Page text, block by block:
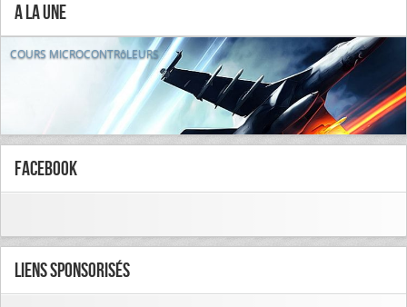
A la Une
COURS MICROCONTRôLEURS
FaceBook
Liens Sponsorisés